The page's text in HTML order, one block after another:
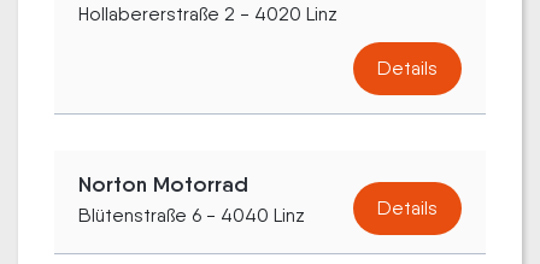
Hollabererstraße 2 - 4020 Linz
Details
Norton Motorrad
Blütenstraße 6 - 4040 Linz Details